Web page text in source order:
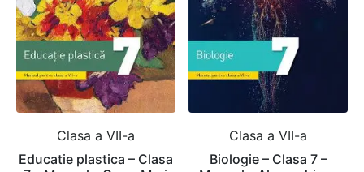
Clasa a VII-a
Educatie plastica – Clasa
Clasa a VII-a
Biologie – Clasa 7 –